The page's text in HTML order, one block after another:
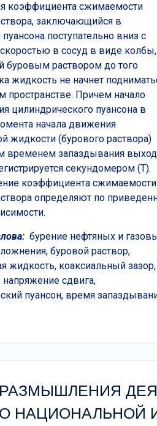
коэффициента сжимаемости
заключающийся в
поступательно вниз с
в сосуд в виде колбы,
буровым раствором до того
жидкость не начнет
пространстве. Причем начало
цилиндрического пуансона в
начала движения
жидкости (бурового раствора)
временем запаздывания
секундомером (Т).
коэффициента сжимаемости
определяют по
бурение нефтяных и
буровой раствор,
жидкость, коаксиальный зазор,
сдвига,
пуансон, время
РАЗМЫШЛЕНИЯ
О НАЦИОНАЛЬНОЙ